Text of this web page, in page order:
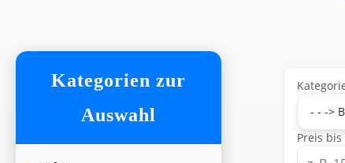
Kategorien zur
Auswahl
Preis bis